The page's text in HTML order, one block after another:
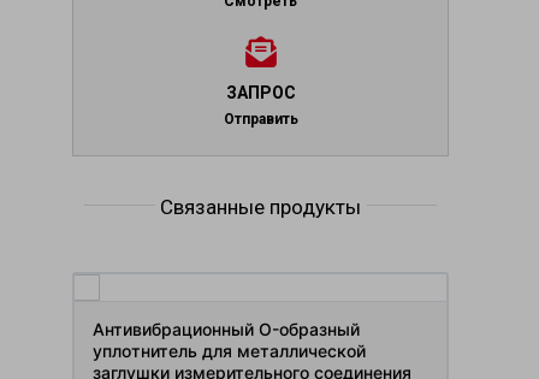
ЗАПРОС
Отправить
Связанные продукты
Антивибрационный O-образный
уплотнитель для металлической
заглушки измерительного соединения